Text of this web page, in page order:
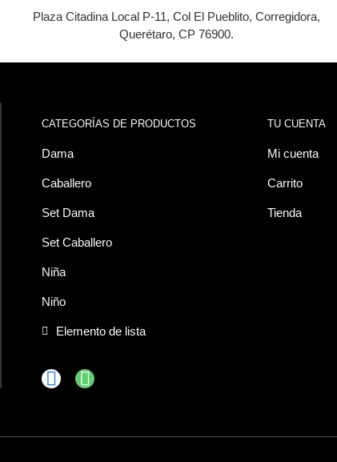
Plaza Citadina Local P-11, Col El Pueblito, Corregidora,
Querétaro, CP 76900.
CATEGORÍAS DE PRODUCTOS
Dama
Caballero
Set Dama
Set Caballero
Niña
Niño
Elemento de lista
TU CUENTA
Mi cuenta
Carrito
Tienda